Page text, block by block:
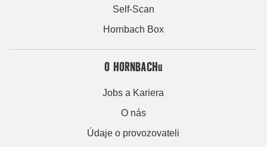
Self-Scan
Hornbach Box
O HORNBACHu
Jobs a Kariera
O nás
Údaje o provozovateli